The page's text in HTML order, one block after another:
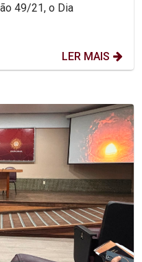
49/21, o Dia
LER MAIS